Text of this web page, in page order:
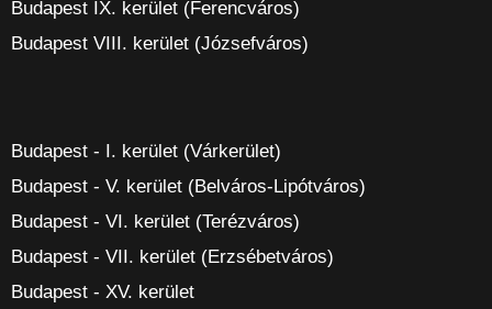
Budapest IX. kerület (Ferencváros)
Budapest VIII. kerület (Józsefváros)
Budapest - I. kerület (Várkerület)
Budapest - V. kerület (Belváros-Lipótváros)
Budapest - VI. kerület (Terézváros)
Budapest - VII. kerület (Erzsébetváros)
Budapest - XV. kerület